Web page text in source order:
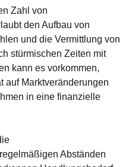
Zahl von
den Aufbau von
und die Vermittlung von
stürmischen Zeiten mit
kann es vorkommen,
auf Marktveränderungen
in eine finanzielle
Abständen